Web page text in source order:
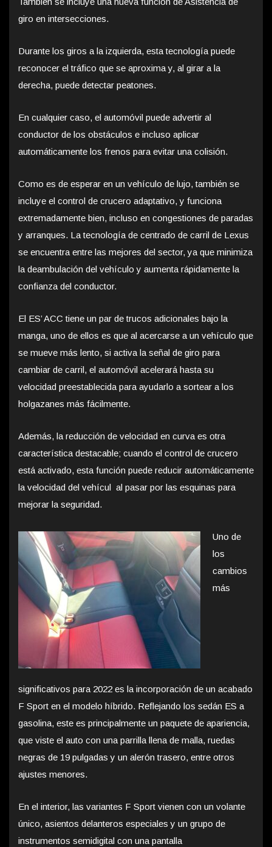
giro en intersecciones.
Durante los giros a la izquierda, esta tecnología puede
reconocer el tráfico que se aproxima y, al girar a la
derecha, puede detectar peatones.
En cualquier caso, el automóvil puede advertir al
conductor de los obstáculos e incluso aplicar
automáticamente los frenos para evitar una colisión.
Como es de esperar en un vehículo de lujo, también se
incluye el control de crucero adaptativo, y funciona
extremadamente bien, incluso en congestiones de paradas
y arranques. La tecnología de centrado de carril de Lexus
se encuentra entre las mejores del sector, ya que minimiza
la deambulación del vehículo y aumenta rápidamente la
confianza del conductor.
El ES’ ACC tiene un par de trucos adicionales bajo la
manga, uno de ellos es que al acercarse a un vehículo que
se mueve más lento, si activa la señal de giro para
cambiar de carril, el automóvil acelerará hasta su
velocidad preestablecida para ayudarlo a sortear a los
holgazanes más fácilmente.
Además, la reducción de velocidad en curva es otra
característica destacable; cuando el control de crucero
está activado, esta función puede reducir automáticamente
la velocidad del vehícul al pasar por las esquinas para
mejorar la seguridad.
Uno de
los
cambios
más
significativos para 2022 es la incorporación de un acabado
F Sport en el modelo híbrido. Reflejando los sedán ES a
gasolina, este es principalmente un paquete de apariencia,
que viste el auto con una parrilla llena de malla, ruedas
negras de 19 pulgadas y un alerón trasero, entre otros
ajustes menores.
En el interior, las variantes F Sport vienen con un volante
único, asientos delanteros especiales y un grupo de
instrumentos semidigital con una pantalla